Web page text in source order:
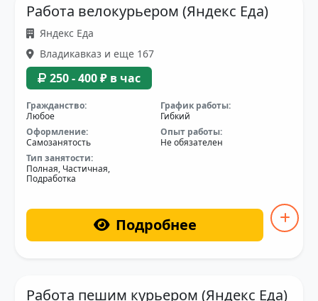
Работа велокурьером (Яндекс Еда)
Яндекс Еда
Владикавказ и еще 167
250 - 400 ₽ в час
Гражданство:
Любое
График работы:
Гибкий
Оформление:
Самозанятость
Опыт работы:
Не обязателен
Тип занятости:
Полная, Частичная,
Подработка
Подробнее
Работа пешим курьером (Яндекс Еда)